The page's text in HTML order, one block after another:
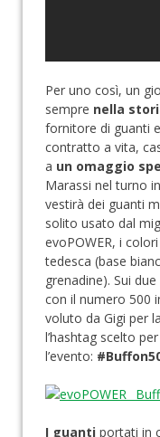
Per uno così, un
sempre nella
fornitore di guanti
contratto a vita,
a un omaggio
Marassi nel turno
vestirà dei guanti
solito usato dal
evoPOWER, i
tedesca (base
grenadine). Sui due
con il numero 500
voluto da Gigi per
l’hashtag scelto
l’evento:
I guanti portati in